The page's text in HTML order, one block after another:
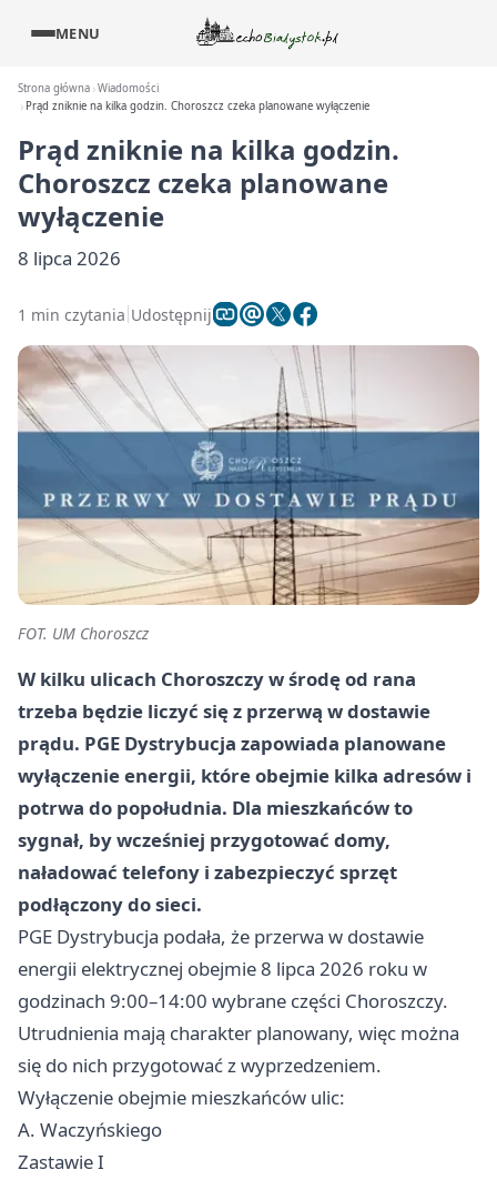
MENU
Strona główna Wiadomości
Prąd zniknie na kilka godzin. Choroszcz czeka planowane wyłączenie
Prąd zniknie na kilka godzin.
Choroszcz czeka planowane
wyłączenie
8 lipca 2026
1 min czytania Udostępnij
FOT. UM Choroszcz
W kilku ulicach Choroszczy w środę od rana
trzeba będzie liczyć się z przerwą w dostawie
prądu. PGE Dystrybucja zapowiada planowane
wyłączenie energii, które obejmie kilka adresów i
potrwa do popołudnia. Dla mieszkańców to
sygnał, by wcześniej przygotować domy,
naładować telefony i zabezpieczyć sprzęt
podłączony do sieci.
PGE Dystrybucja podała, że przerwa w dostawie
energii elektrycznej obejmie 8 lipca 2026 roku w
godzinach 9:00–14:00 wybrane części Choroszczy.
Utrudnienia mają charakter planowany, więc można
się do nich przygotować z wyprzedzeniem.
Wyłączenie obejmie mieszkańców ulic:
A. Waczyńskiego
Zastawie I